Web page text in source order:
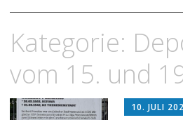
Inhalt
Kategorie:
vom 15. und
10. JULI